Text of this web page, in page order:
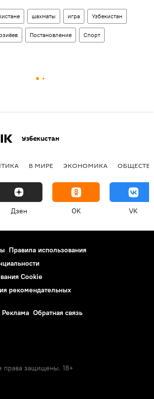
шахматы игра Узбекистан
Постановление Спорт
Узбекистан
В МИРЕ ЭКОНОМИКА
Дзен OK VK
Правила использования
Cookie
рекомендательных
Реклама Обратная связь
защищены. 18+